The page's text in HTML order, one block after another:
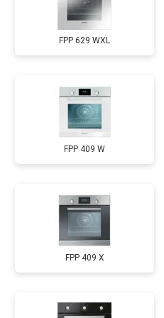
FPP 629 WXL
FPP 409 W
FPP 409 X